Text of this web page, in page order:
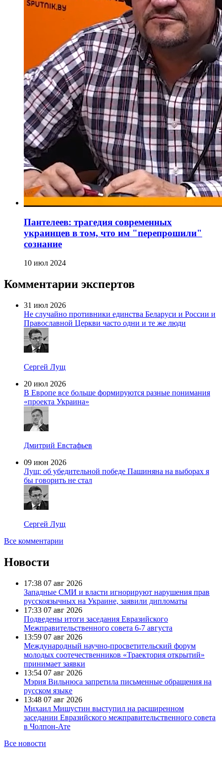
Пантелеев: трагедия современных
украинцев в том, что им "перепрошили"
сознание
10 июл 2024
Комментарии экспертов
31 июл 2026
Не случайно противники единства Беларуси и России и
Православной Церкви часто одни и те же люди
Сергей Лущ
20 июл 2026
В Европе все больше формируются разные понимания
«проекта Украина»
Дмитрий Евстафьев
09 июн 2026
Лущ: об убедительной победе Пашиняна на выборах я
бы говорить не стал
Сергей Лущ
Все комментарии
Новости
17:38 07 авг 2026
Западные СМИ и власти игнорируют нарушения прав
русскоязычных на Украине, заявили дипломаты
17:33 07 авг 2026
Подведены итоги заседания Евразийского
Межправительственного совета 6-7 августа
13:59 07 авг 2026
Международный научно-просветительский форум
молодых соотечественников «Траектория открытий»
принимает заявки
13:54 07 авг 2026
Мэрия Вильнюса запретила письменные обращения на
русском языке
13:48 07 авг 2026
Михаил Мишустин выступил на расширенном
заседании Евразийского межправительственного совета
в Чолпон-Ате
Все новости